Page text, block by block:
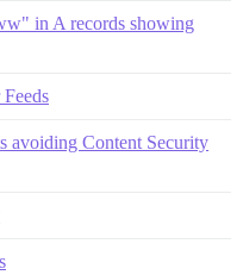
in A records showing
avoiding Content Security